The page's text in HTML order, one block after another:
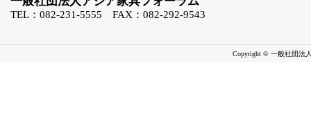
TEL：082-231-5555 FAX：082-292-9543
Copyright © 一般社団法